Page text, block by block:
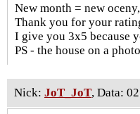
New month = new
Thank you for your
I give you 3x5 because
PS - the house on a
Nick: JoT_JoT, Data: